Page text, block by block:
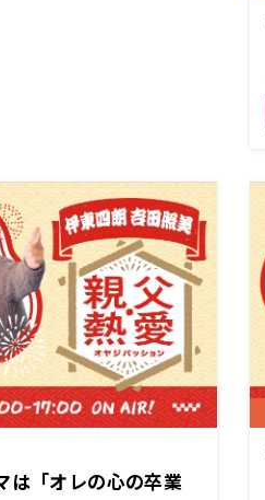
は「オレの心の卒業